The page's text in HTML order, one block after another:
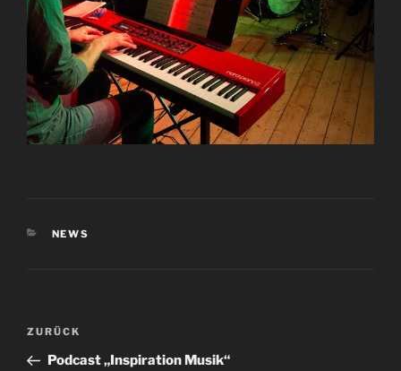
KATEGORIEN
NEWS
Beitragsnavigation
Vorheriger
Beitrag
ZURÜCK
Podcast „Inspiration Musik“